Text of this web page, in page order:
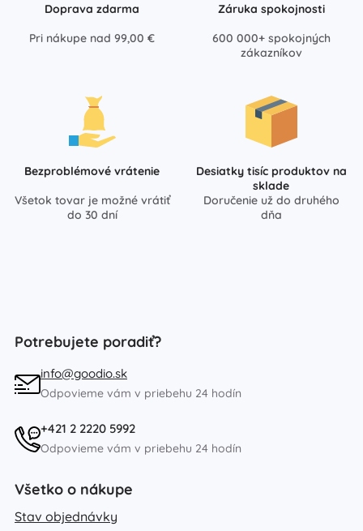
Doprava zdarma
Pri nákupe nad 99,00 €
Záruka spokojnosti
600 000+ spokojných
zákazníkov
Bezproblémové vrátenie
Všetok tovar je možné vrátiť
do 30 dní
Desiatky tisíc produktov na
sklade
Doručenie už do druhého
dňa
Potrebujete poradiť?
info@goodio.sk
Odpovieme vám v priebehu 24 hodín
+421 2 2220 5992
Odpovieme vám v priebehu 24 hodín
Všetko o nákupe
Stav objednávky